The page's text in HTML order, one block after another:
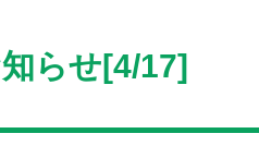
らせ[4/17]